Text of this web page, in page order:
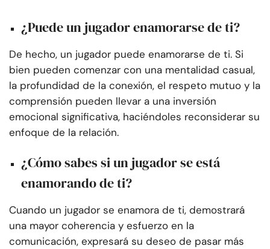
¿Puede un jugador enamorarse de ti?
De hecho, un jugador puede enamorarse de ti. Si
bien pueden comenzar con una mentalidad casual,
la profundidad de la conexión, el respeto mutuo y la
comprensión pueden llevar a una inversión
emocional significativa, haciéndoles reconsiderar su
enfoque de la relación.
¿Cómo sabes si un jugador se está
enamorando de ti?
Cuando un jugador se enamora de ti, demostrará
una mayor coherencia y esfuerzo en la
comunicación, expresará su deseo de pasar más